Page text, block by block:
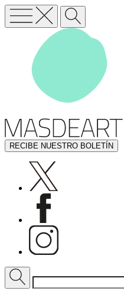
RECIBE NUESTRO BOLETÍN